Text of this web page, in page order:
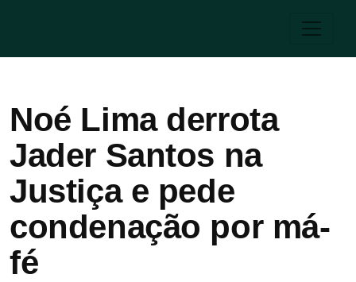
Noé Lima derrota
Jader Santos na
Justiça e pede
condenação por má-
fé